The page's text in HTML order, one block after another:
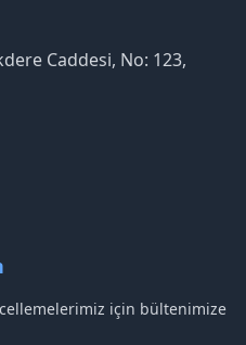
Caddesi, No: 123,
için bültenimize